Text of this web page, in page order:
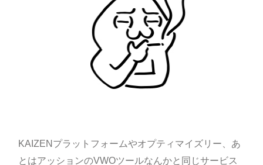
KAIZENプラットフォームやオプティマイズリー、あ
とはアッションのVWOツールなんかと同じサービス